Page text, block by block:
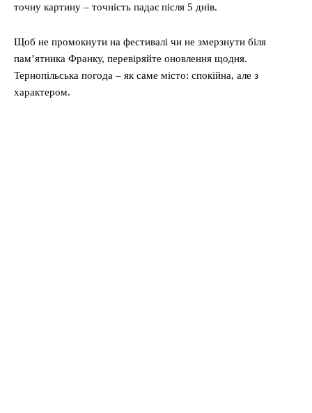
точну картину – точність падає після 5 днів.
Щоб не промокнути на фестивалі чи не змерзнути біля
пам’ятника Франку, перевіряйте оновлення щодня.
Тернопільська погода – як саме місто: спокійна, але з
характером.